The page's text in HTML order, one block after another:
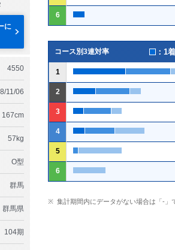
に
4550
11/06
167cm
57kg
O型
群馬
群馬県
104期
6
コース別3連対率 ：1
1
2
3
4
5
6
集計期間内にデータがない場合は「-」